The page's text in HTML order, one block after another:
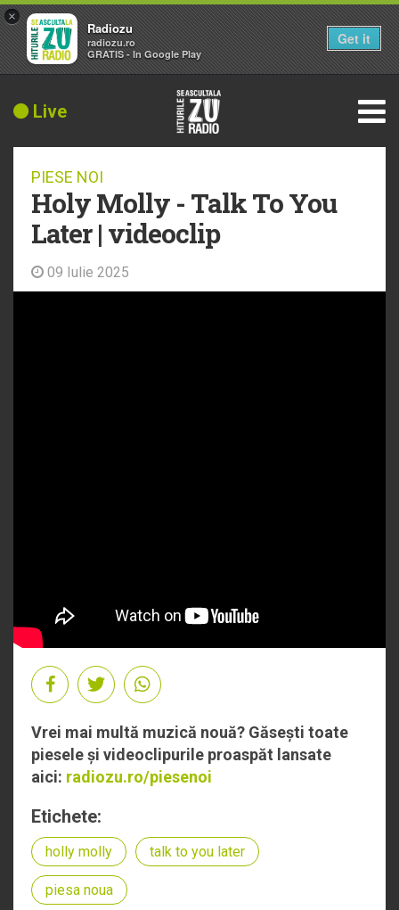
Live
PIESE NOI
Holy Molly - Talk To You
Later | videoclip
09 Iulie 2025
Vrei mai multă muzică nouă? Găsești toate
piesele și videoclipurile proaspăt lansate
aici: radiozu.ro/piesenoi
Etichete:
holly molly talk to you later
piesa noua
×
Radiozu
radiozu.ro
GRATIS - In Google Play
Get it